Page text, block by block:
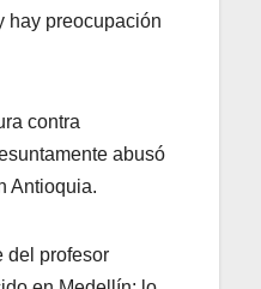
hay preocupación
contra
abusó
Antioquia.
del profesor